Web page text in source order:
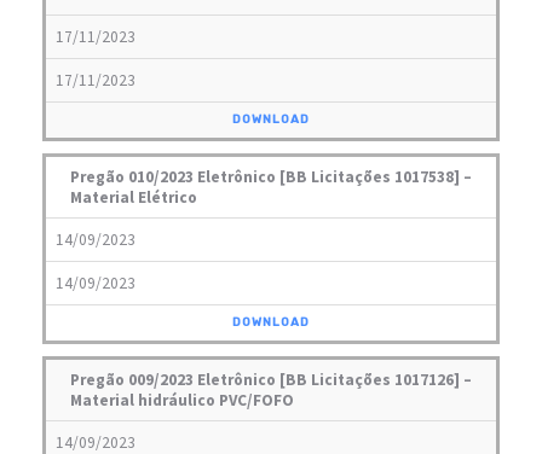
17/11/2023
17/11/2023
DOWNLOAD
Pregão 010/2023 Eletrônico [BB Licitações 1017538] –
Material Elétrico
14/09/2023
14/09/2023
DOWNLOAD
Pregão 009/2023 Eletrônico [BB Licitações 1017126] –
Material hidráulico PVC/FOFO
14/09/2023